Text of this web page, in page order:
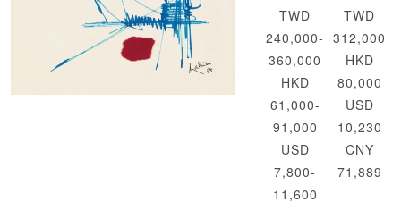
TWD
240,000-
360,000
HKD
61,000-
91,000
USD
7,800-
11,600
TWD
312,000
HKD
80,000
USD
10,230
CNY
71,889